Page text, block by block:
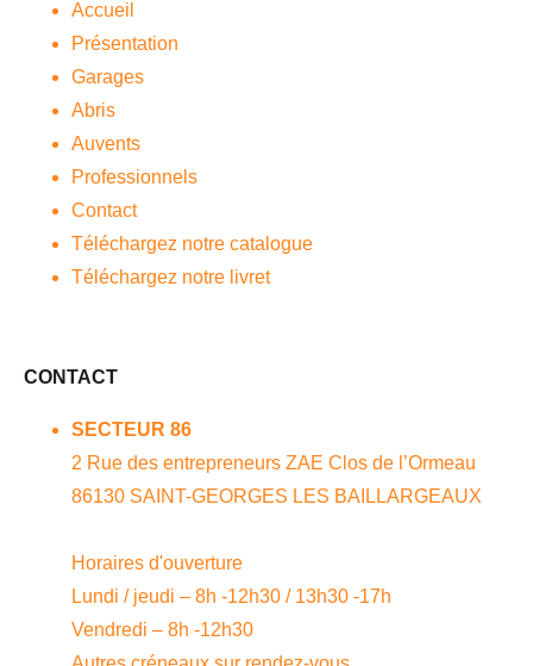
Accueil
Présentation
Garages
Abris
Auvents
Professionnels
Contact
Téléchargez notre catalogue
Téléchargez notre livret
CONTACT
SECTEUR 86
2 Rue des entrepreneurs ZAE Clos de l’Ormeau
86130 SAINT-GEORGES LES BAILLARGEAUX
Horaires d'ouverture
Lundi / jeudi – 8h -12h30 / 13h30 -17h
Vendredi – 8h -12h30